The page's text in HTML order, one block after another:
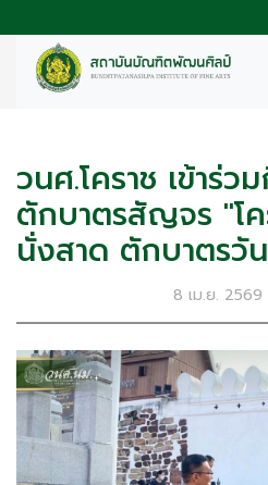
วนศ.โคราช เข้าร่
ตักบาตรสัญจร "โค
นั่งสาด ตักบาตรวั
8 เม.ย. 2569